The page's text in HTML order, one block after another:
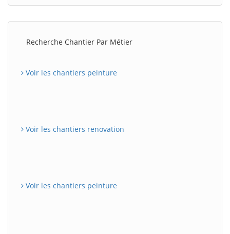
Recherche Chantier Par Métier
Voir les chantiers peinture
Voir les chantiers renovation
Voir les chantiers peinture